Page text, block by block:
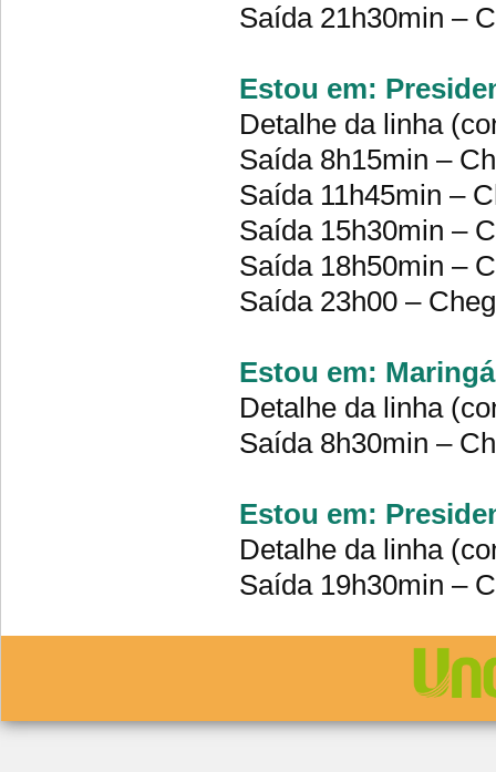
Saída 21h30min –
Estou em:
Detalhe da linha
Saída 8h15min –
Saída 11h45min –
Saída 15h30min –
Saída 18h50min –
Saída 23h00 –
Estou em:
Detalhe da linha
Saída 8h30min –
Estou em:
Detalhe da linha
Saída 19h30min –